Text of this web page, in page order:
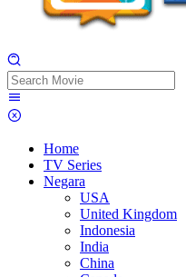
Home
TV Series
Negara
USA
United Kingdom
Indonesia
India
China